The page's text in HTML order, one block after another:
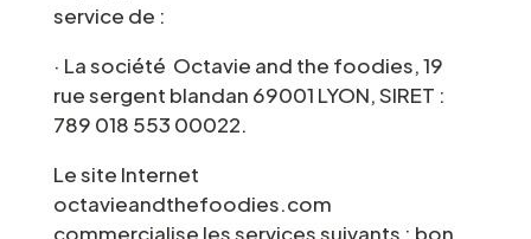
service de :
· La société Octavie and the foodies, 19
rue sergent blandan 69001 LYON, SIRET :
789 018 553 00022.
Le site Internet
octavieandthefoodies.com
commercialise les services suivants : bon